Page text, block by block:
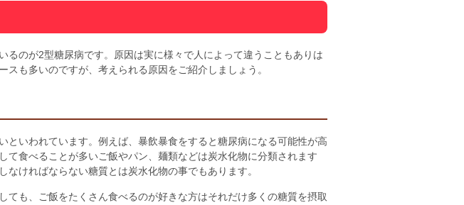
るのが2型糖尿病です。原因は実に様々で人によって違うこともありは
スも多いのですが、考えられる原因をご紹介しましょう。
といわれています。例えば、暴飲暴食をすると糖尿病になる可能性が高
て食べることが多いご飯やパン、麺類などは炭水化物に分類されます
なければならない糖質とは炭水化物の事でもあります。
ても、ご飯をたくさん食べるのが好きな方はそれだけ多くの糖質を摂取